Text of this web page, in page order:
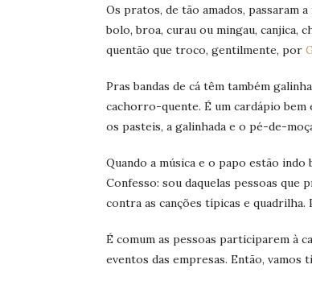
Os pratos, de tão amados, passaram
bolo, broa, curau ou mingau, canjica,
quentão que troco, gentilmente, por
Pras bandas de cá têm também
cachorro-quente. É um cardápio
os pasteis, a galinhada e o pé-de-
Quando a música e o papo estão
Confesso: sou daquelas pessoas que
contra as canções típicas e
É comum as pessoas participarem à
eventos das empresas. Então,